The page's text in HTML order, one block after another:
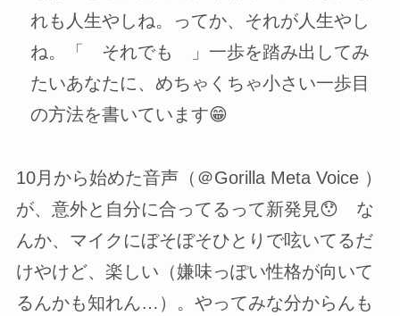
れも人生やしね。ってか、それが人生やし
ね。「 それでも 」一歩を踏み出してみ
たいあなたに、めちゃくちゃ小さい一歩目
の方法を書いています😁
10月から始めた音声（＠Gorilla Meta Voice ）
が、意外と自分に合ってるって新発見😯 な
んか、マイクにぼそぼそひとりで呟いてるだ
けやけど、楽しい（嫌味っぽい性格が向いて
るんかも知れん…）。やってみな分からんも